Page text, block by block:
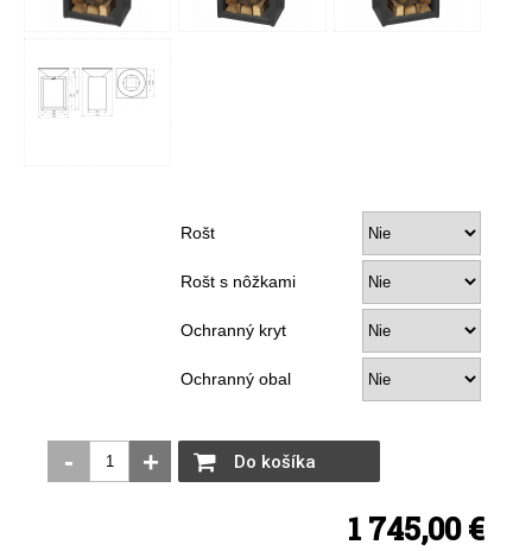
Rošt
Rošt s nôžkami
Ochranný kryt
Ochranný obal
- + Do košíka
1 745,00 €